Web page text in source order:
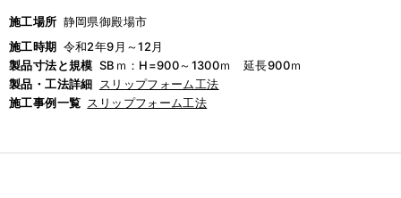
施工場所 静岡県御殿場市
施工時期 令和2年9月～12月
製品寸法と規模 SBｍ：H=900～1300ｍ 延長900ｍ
製品・工法詳細
スリップフォーム工法
施工事例一覧 スリップフォーム工法